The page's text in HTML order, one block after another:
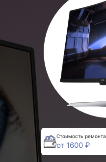
Стоимость ремонта
от 1600 ₽